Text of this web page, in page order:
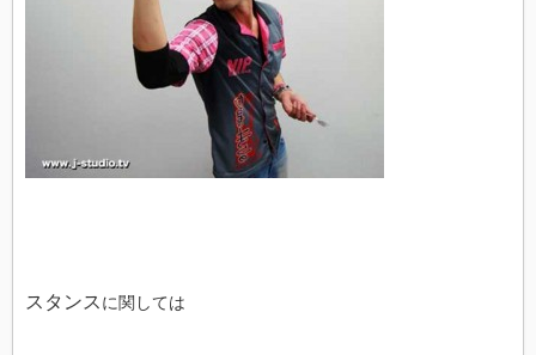
スタンスに関しては